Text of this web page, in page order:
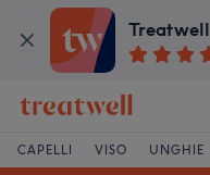
Treatwell
CAPELLI VISO UNGHIE